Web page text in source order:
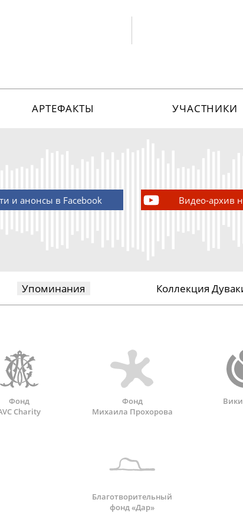
АРТЕФАКТЫ УЧАСТНИКИ
и анонсы в Facebook Видео-архив
Упоминания Коллекция
Фонд
Charity
Фонд
Михаила Прохорова
Благотворительный
фонд «Дар»